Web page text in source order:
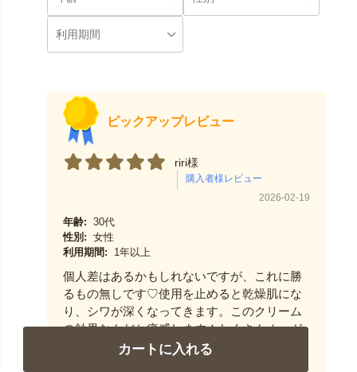
カートに入れる
ピックアップレビュー
riri様
2026-02-19
年齢: 30代
性別: 女性
利用期間:
1年以上
個人差はあるかもしれないですが、これに勝
るもの無しです♡使用を止めると乾燥肌にな
り、シワが深くなってきます。このクリーム
の効果なんだと痛感します！たくさんオーガ
ニック系のクリームを試してきましたが私の